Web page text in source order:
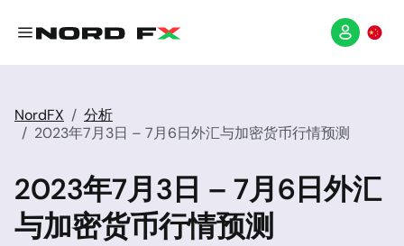
NordFX
分析
2023年7月3日 – 7月6日外汇与加密货币行情预测
2023年7月3日 – 7月6日外汇
与加密货币行情预测